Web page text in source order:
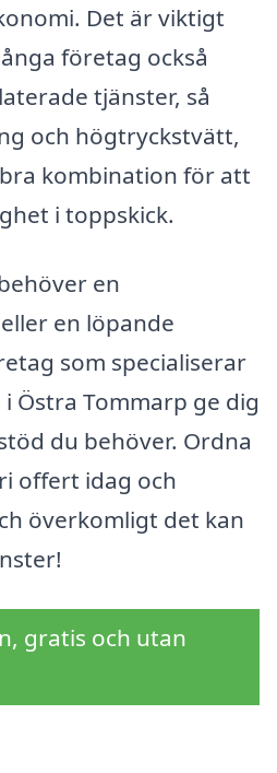
Det är viktigt
företag också
tjänster, så
och högtryckstvätt,
kombination för att
i toppskick.
en
en löpande
som specialiserar
Östra Tommarp ge dig
du behöver. Ordna
offert idag och
överkomligt det kan
gratis och utan